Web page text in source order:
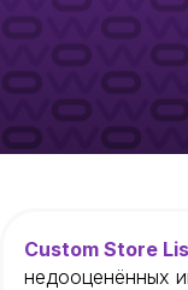
Custom Store
недооценённых